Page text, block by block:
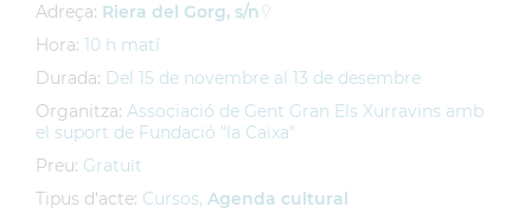
Adreça: Riera del Gorg, s/n
Hora: 10 h matí
Durada: Del 15 de novembre al 13 de desembre
Organitza: Associació de Gent Gran Els Xurravins amb
el suport de Fundació "la Caixa"
Preu: Gratuït
Tipus d'acte: Cursos, Agenda cultural